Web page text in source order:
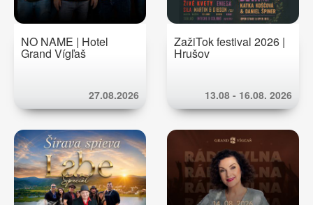
NO NAME | Hotel
Grand Vígľaš
27.08.2026
ZažiTok festival 2026 |
Hrušov
13.08 - 16.08. 2026